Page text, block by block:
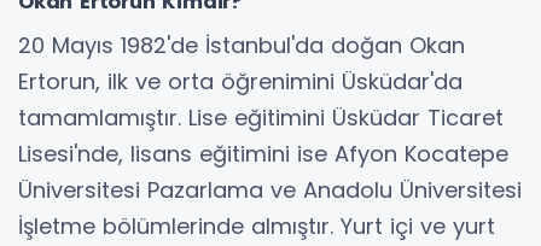
20 Mayıs 1982'de İstanbul'da doğan Okan
Ertorun, ilk ve orta öğrenimini Üsküdar'da
tamamlamıştır. Lise eğitimini Üsküdar Ticaret
Lisesi'nde, lisans eğitimini ise Afyon Kocatepe
Üniversitesi Pazarlama ve Anadolu Üniversitesi
İşletme bölümlerinde almıştır. Yurt içi ve yurt